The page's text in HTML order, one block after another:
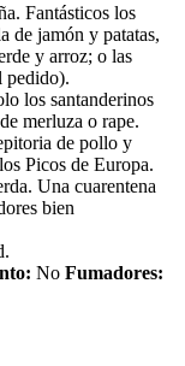
Fantásticos los
de jamón y patatas,
y arroz; o las
pedido).
los santanderinos
merluza o rape.
de pollo y
Picos de Europa.
Una cuarentena
bien
No Fumadores: